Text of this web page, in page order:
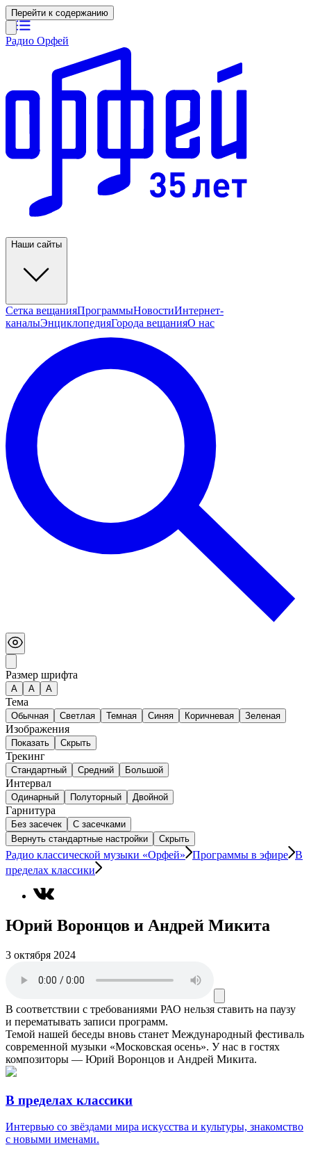
Перейти к содержанию
Радио Орфей
Наши сайты
Сетка вещанияПрограммыНовостиИнтернет-
каналыЭнциклопедияГорода вещанияО нас
Размер шрифта
А A A
Тема
Обычная Светлая Темная Синяя Коричневая Зеленая
Изображения
Показать Скрыть
Трекинг
Стандартный Средний Большой
Интервал
Одинарный Полуторный Двойной
Гарнитура
Без засечек
С засечками
Вернуть стандартные настройки
Скрыть
Радио классической музыки «Орфей» Программы в эфире В
пределах классики
Юрий Воронцов и Андрей Микита
3 октября 2024
В соответствии с требованиями РАО нельзя ставить на паузу
и перематывать записи программ.
Темой нашей беседы вновь станет Международный фестиваль
современной музыки «Московская осень». У нас в гостях
композиторы — Юрий Воронцов и Андрей Микита.
В пределах классики
Интервью со звёздами мира искусства и культуры, знакомство
с новыми именами.